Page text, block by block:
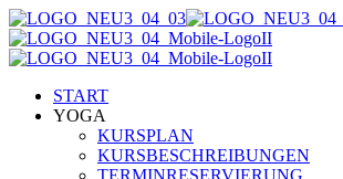
START
YOGA
KURSPLAN
KURSBESCHREIBUNGEN
TERMINRESERVIERUNG